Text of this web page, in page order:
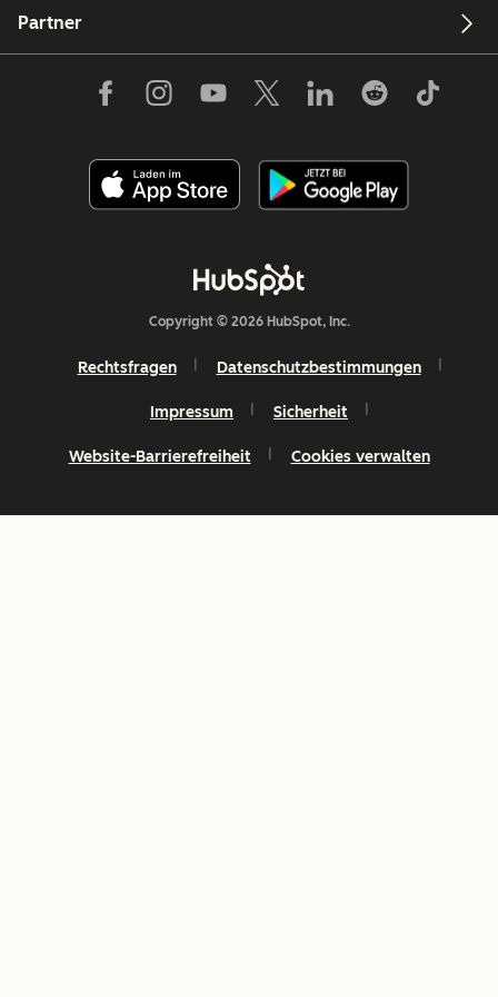
Partner
Copyright © 2026 HubSpot, Inc.
Rechtsfragen Datenschutzbestimmungen
Impressum Sicherheit
Website-Barrierefreiheit Cookies verwalten